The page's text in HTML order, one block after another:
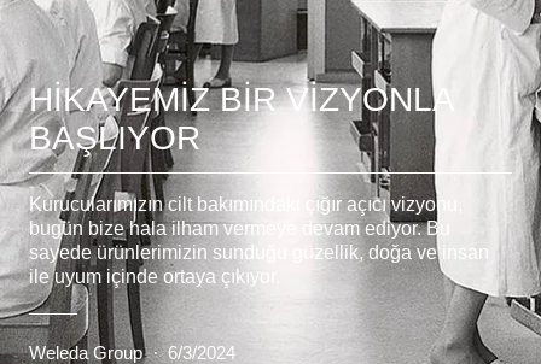
HIKAYEMIZ BIR VIZYONLA
BAŞLIYOR
Kurucularımızın cilt bakımındaki çığır açıcı vizyonu,
bugün bize hala ilham vermeye devam ediyor. Bu
sayede ürünlerimizin sunduğu güzellik, doğa ve insan
ile uyum içinde ortaya çıkıyor.
Weleda Group · 6/3/2024